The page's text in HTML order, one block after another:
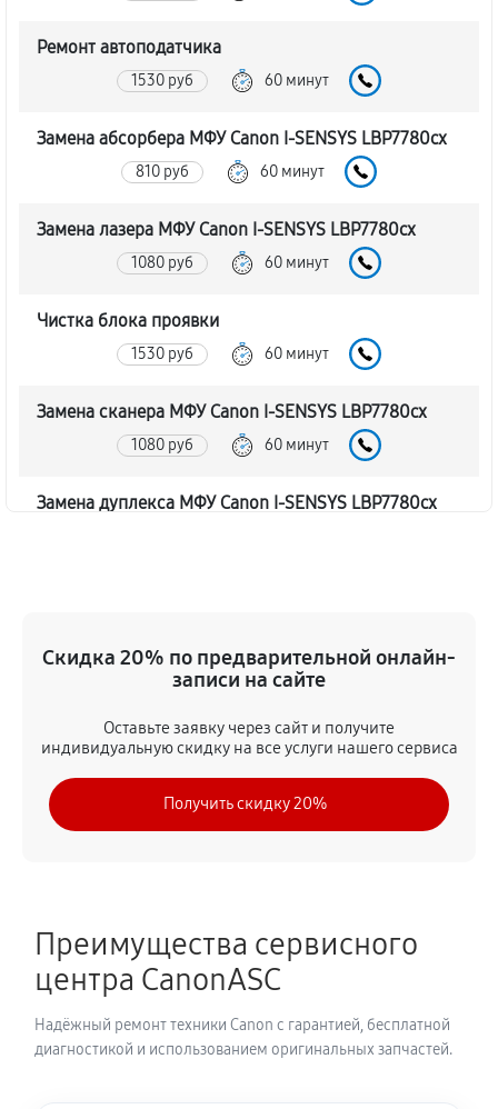
Ремонт автоподатчика
1530 руб 60 минут
Замена абсорбера МФУ Canon I-SENSYS LBP7780cx
810 руб 60 минут
Замена лазера МФУ Canon I-SENSYS LBP7780cx
1080 руб 60 минут
Чистка блока проявки
1530 руб 60 минут
Замена сканера МФУ Canon I-SENSYS LBP7780cx
1080 руб 60 минут
Замена дуплекса МФУ Canon I-SENSYS LBP7780cx
Замена тормозной площадки
60 минут
Замена Wi-Fi МФУ Canon I-SENSYS LBP7780cx
1620 руб 60 минут
Замена печатной головки
1350 руб 60 минут
Замена печки МФУ Canon I-SENSYS LBP7780cx
Скидка 20% по предварительной онлайн-
записи на сайте
Оставьте заявку через сайт и получите
индивидуальную скидку на все услуги нашего сервиса
Получить скидку 20%
Преимущества сервисного
центра CanonASC
Надёжный ремонт техники Canon с гарантией, бесплатной
диагностикой и использованием оригинальных запчастей.